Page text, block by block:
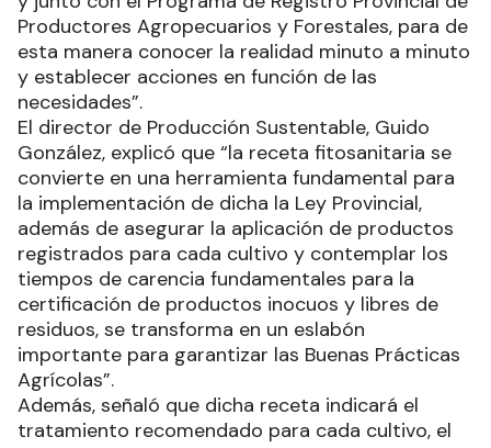
Productores Agropecuarios y Forestales, para de
esta manera conocer la realidad minuto a minuto
y establecer acciones en función de las
necesidades”.
El director de Producción Sustentable, Guido
González, explicó que “la receta fitosanitaria se
convierte en una herramienta fundamental para
la implementación de dicha la Ley Provincial,
además de asegurar la aplicación de productos
registrados para cada cultivo y contemplar los
tiempos de carencia fundamentales para la
certificación de productos inocuos y libres de
residuos, se transforma en un eslabón
importante para garantizar las Buenas Prácticas
Agrícolas”.
Además, señaló que dicha receta indicará el
tratamiento recomendado para cada cultivo, el